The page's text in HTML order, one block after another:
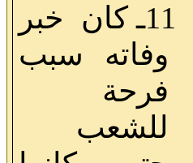
11ـ كان خبر
وفاته سبب
فرحة
للشعب